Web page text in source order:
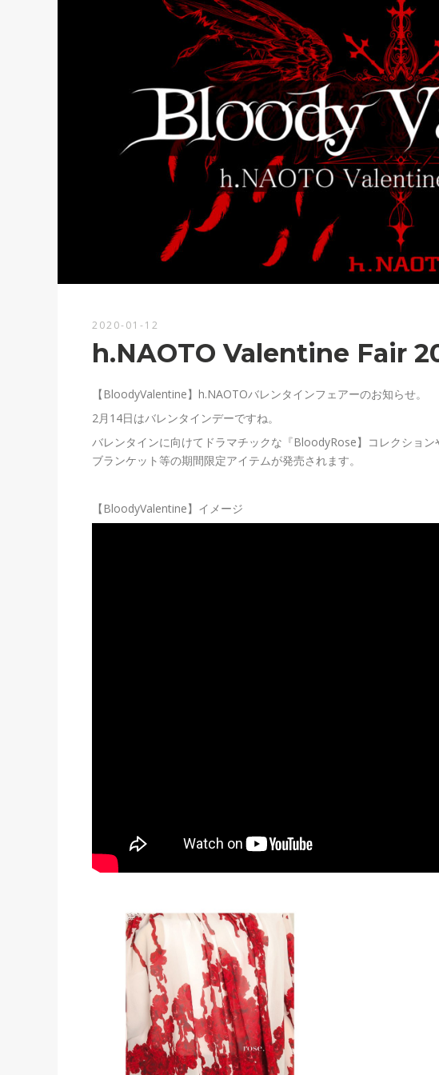
2020-01-12
h.NAOTO Valentine Fair
【BloodyValentine】h.NAOTOバレンタインフェアーのお知らせ。
2月14日はバレンタインデーですね。
バレンタインに向けてドラマチックな『BloodyRose】コレクショ
ブランケット等の期間限定アイテムが発売されます。
【BloodyValentine】イメージ